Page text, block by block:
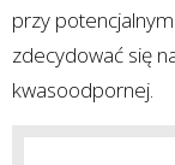
przy
zdecydować się
kwasoodpornej.